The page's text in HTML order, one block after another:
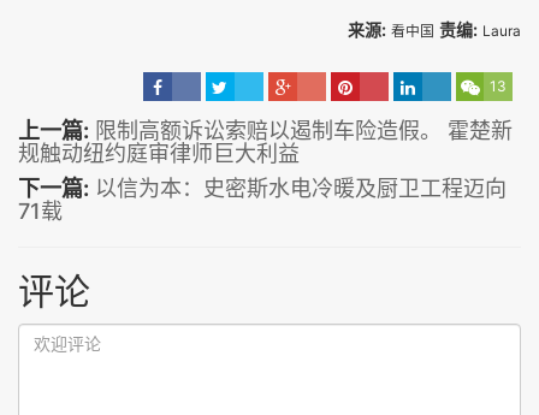
来源: 看中国 责编: Laura
13
上一篇: 限制高额诉讼索赔以遏制车险造假。 霍楚新
规触动纽约庭审律师巨大利益
下一篇: 以信为本：史密斯水电冷暖及厨卫工程迈向
71载
评论